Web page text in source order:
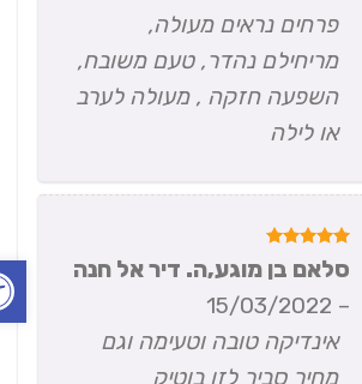
פרחים נראים מעולה,
מריחילם נהדר, טעם משובח,
השפעה חזקה , מעולה לערב
או לילה
דורג 5
מתוך 5
סלאם בן מוגע,ה. דיר אל חנה
15/03/2022
אינדיקה טובה וטעימה וגם
מחיר סביר לזן בוטיק